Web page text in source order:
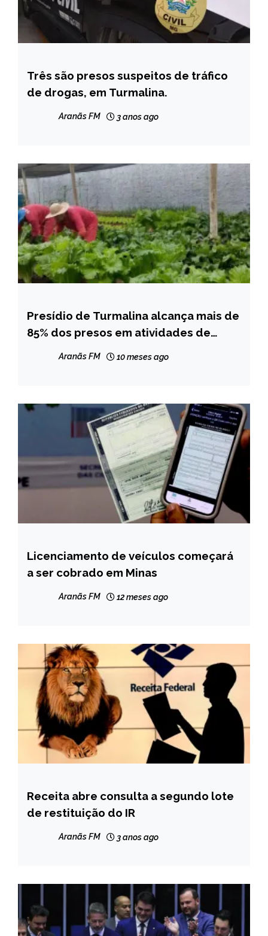
CAPELINHA
MINAS
Três são presos suspeitos de tráfico
de drogas, em Turmalina.
Aranãs FM 3 anos ago
CAPELINHA
MINAS
Presídio de Turmalina alcança mais de
85% dos presos em atividades de
Aranãs FM 10 meses ago
CAPELINHA
MINAS
Licenciamento de veículos começará
a ser cobrado em Minas
Aranãs FM 12 meses ago
BRASIL
CAPELINHA
Receita abre consulta a segundo lote
de restituição do IR
Aranãs FM 3 anos ago